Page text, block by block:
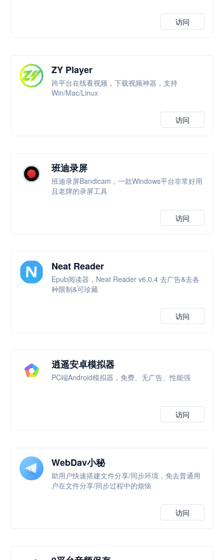
访问
ZY Player
跨平台在线看视频，下载视频神器，支持
Win/Mac/Linux
访问
班迪录屏
班迪录屏Bandicam，一款Windows平台非常好用
且老牌的录屏工具
访问
Neat Reader
Epub阅读器，Neat Reader v6.0.4 去广告&去各
种限制&可珍藏
访问
逍遥安卓模拟器
PC端Android模拟器，免费、无广告、性能强
访问
WebDav小秘
助用户快速搭建文件分享/同步环境，免去普通用
户在文件分享/同步过程中的烦恼
访问